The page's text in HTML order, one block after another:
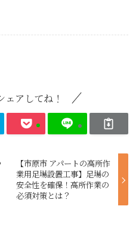
ェアしてね！
【市原市 アパートの高所作
業用足場設置工事】足場の
安全性を確保！高所作業の
必須対策とは？